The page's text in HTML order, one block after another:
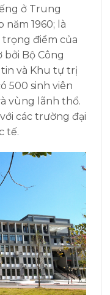
ở Trung
1960; là
điểm của
Bộ Công
và Khu tự trị
500 sinh viên
vùng lãnh thổ.
các trường đại
tế.